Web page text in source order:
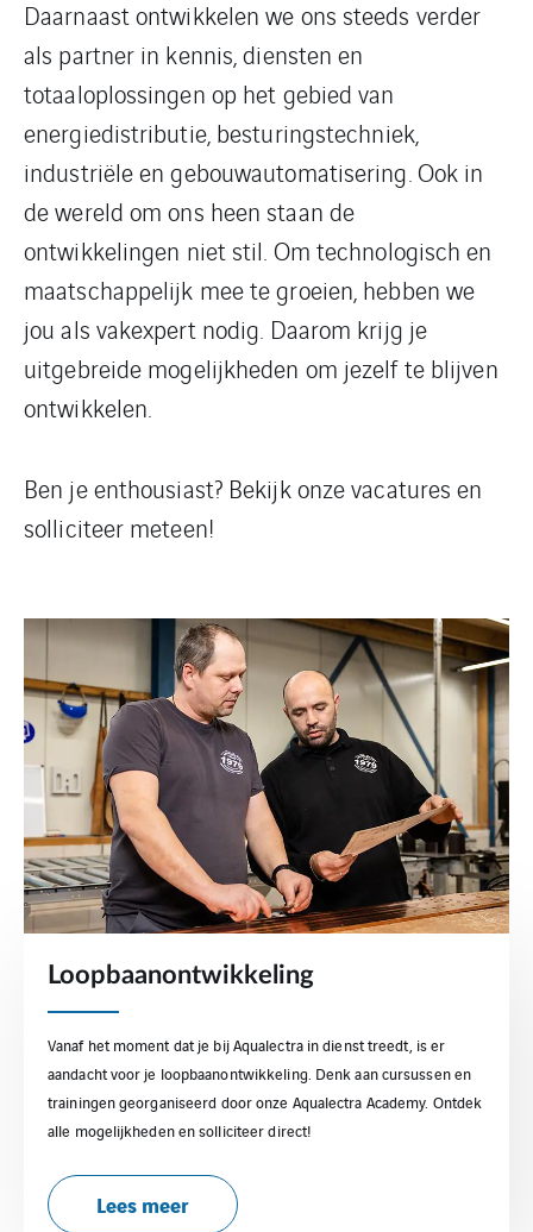
Daarnaast ontwikkelen we ons steeds verder
als partner in kennis, diensten en
totaaloplossingen op het gebied van
energiedistributie, besturingstechniek,
industriële en gebouwautomatisering. Ook in
de wereld om ons heen staan de
ontwikkelingen niet stil. Om technologisch en
maatschappelijk mee te groeien, hebben we
jou als vakexpert nodig. Daarom krijg je
uitgebreide mogelijkheden om jezelf te blijven
ontwikkelen.
Ben je enthousiast? Bekijk onze vacatures en
solliciteer meteen!
Loopbaanontwikkeling
Vanaf het moment dat je bij Aqualectra in dienst treedt, is er
aandacht voor je loopbaanontwikkeling. Denk aan cursussen en
trainingen georganiseerd door onze Aqualectra Academy. Ontdek
alle mogelijkheden en solliciteer direct!
Lees meer